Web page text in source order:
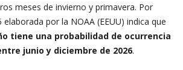
meses de invierno y primavera. Por
por la NOAA (EEUU) indica que
tiene una probabilidad de ocurrencia
junio y diciembre de 2026.